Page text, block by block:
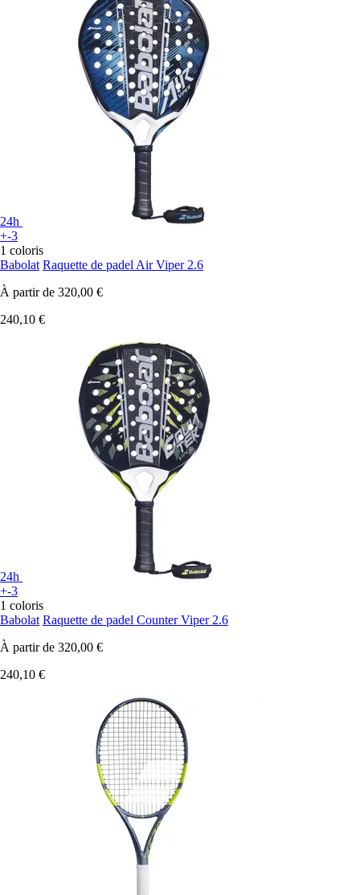
24h
+-3
1 coloris
Babolat Raquette de padel Air Viper 2.6
À partir de 320,00 €
240,10 €
24h
+-3
1 coloris
Babolat Raquette de padel Counter Viper 2.6
À partir de 320,00 €
240,10 €